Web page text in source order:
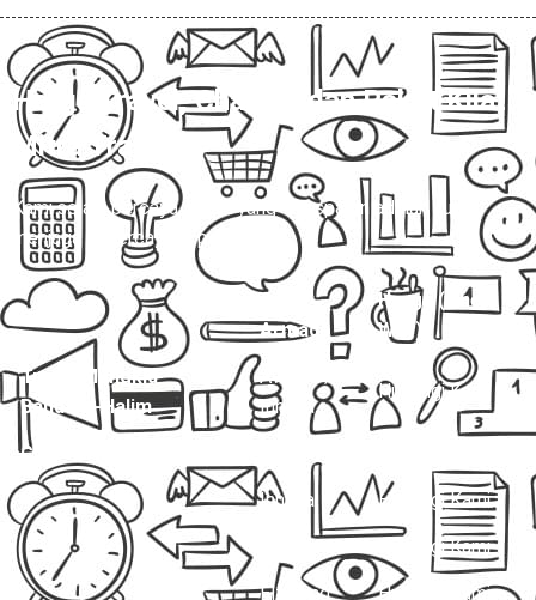
Harga Travel, Charter, dan Paket Kilat
Mitra Trans
💰
Kami selalu percaya, harga yang transparan adalah kunci
menjaga kepercayaan pelanggan.
Layanan
Jenis
Armada
Harga (One
Way)
Travel Mungkid –
Bandara-Halim
Avanza /
Innova
Hubungi Kami
Charter Mobil Drop Off
Innova Hubungi Kami
Hubungi Kami
Elf Long Hubungi Kami